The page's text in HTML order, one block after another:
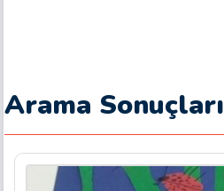
Arama Sonuçları